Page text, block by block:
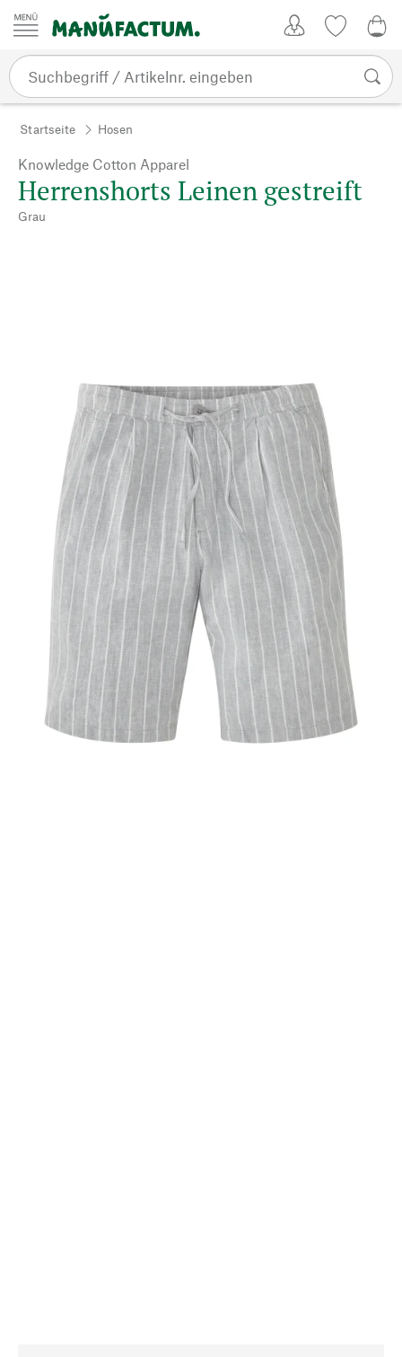
Zum Inhalt springen
Startseite Hosen
Knowledge Cotton Apparel
Herrenshorts Leinen gestreift
Grau